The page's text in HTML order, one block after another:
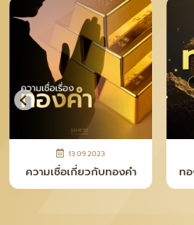
28.04.2026
ความจริงหลังเคาน์เตอร์ ที่
คนซื้อทอง–เงินควรรู้